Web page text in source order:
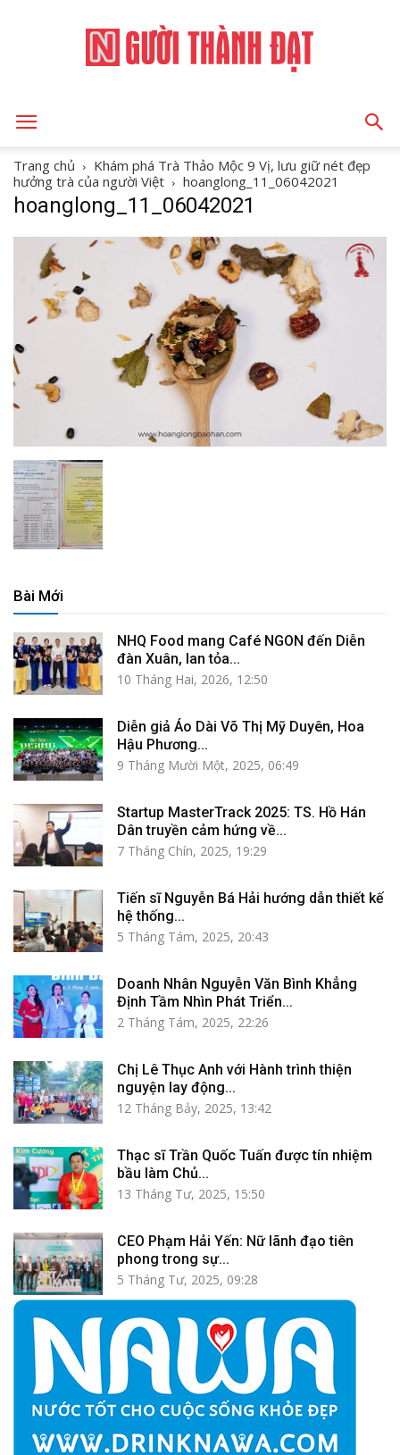
THÀNH
ĐẠT
Trang chủ
Khám phá Trà Thảo Mộc 9 Vị, lưu giữ nét đẹp
hưởng trà của người Việt
hoanglong_11_06042021
hoanglong_11_06042021
Bài Mới
NHQ Food mang Café NGON đến Diễn
đàn Xuân, lan tỏa...
10 Tháng Hai, 2026, 12:50
Diễn giả Áo Dài Võ Thị Mỹ Duyên, Hoa
Hậu Phương...
9 Tháng Mười Một, 2025, 06:49
Startup MasterTrack 2025: TS. Hồ Hán
Dân truyền cảm hứng về...
7 Tháng Chín, 2025, 19:29
Tiến sĩ Nguyễn Bá Hải hướng dẫn thiết kế
hệ thống...
5 Tháng Tám, 2025, 20:43
Doanh Nhân Nguyễn Văn Bình Khẳng
Định Tầm Nhìn Phát Triển...
2 Tháng Tám, 2025, 22:26
Chị Lê Thục Anh với Hành trình thiện
nguyện lay động...
12 Tháng Bảy, 2025, 13:42
Thạc sĩ Trần Quốc Tuấn được tín nhiệm
bầu làm Chủ...
13 Tháng Tư, 2025, 15:50
CEO Phạm Hải Yến: Nữ lãnh đạo tiên
phong trong sự...
5 Tháng Tư, 2025, 09:28